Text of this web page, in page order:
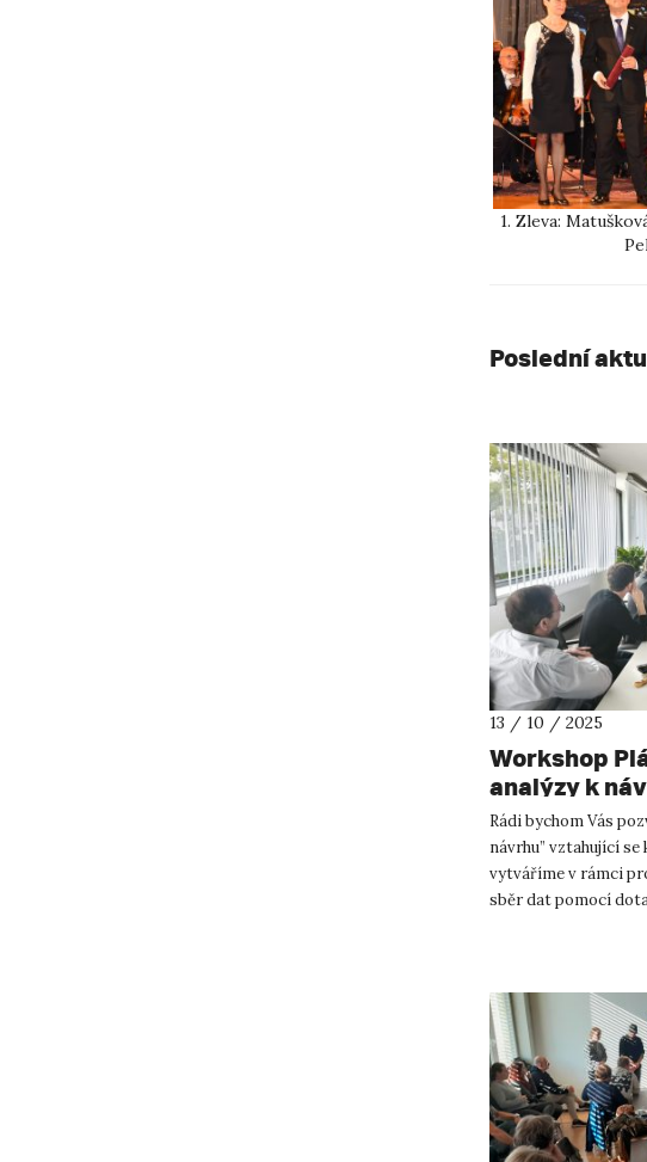
1. Zleva:
Poslední
13 / 10 / 2025
Workshop
analýzy k
Rádi bychom Vás
návrhu” vztahující
vytváříme v rámci
sběr dat pomocí